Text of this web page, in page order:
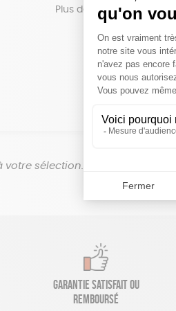
Plus de 200€
votre sélection.
Garantie satisfait ou
remboursé